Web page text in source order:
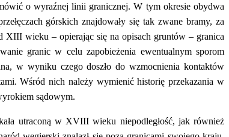
o wyraźnej linii granicznej. W tym okresie obydwa
górskich znajdowały się tak zwane bramy, za
XIII wieku – opierając się na opisach gruntów – granica
granic w celu zapobieżenia ewentualnym sporom
w wyniku czego doszło do wzmocnienia kontaktów
Wśród nich należy wymienić historię przekazania w
sądowym.
utraconą w XVIII wieku niepodległość, jak również